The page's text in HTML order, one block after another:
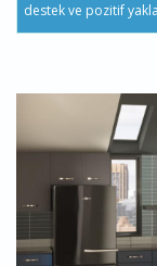
destek ve pozitif